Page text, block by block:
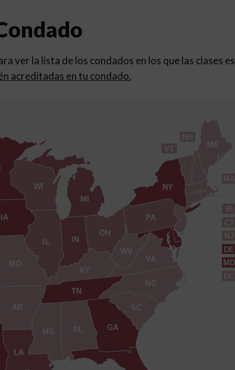
ver la lista de los condados en los que las clases
acreditadas en tu condado.
AL
AR
CT
DE
DC
GA
IN
IA
KY
LA
ME
MD
MA
MI
MS
MO
NH
NJ
NY
NC
OH
PA
RI
SC
TN
VT
VA
WV
WI